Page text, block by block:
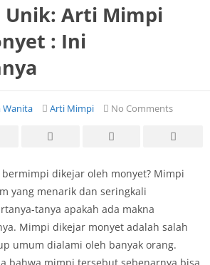
Unik: Arti Mimpi
: Ini
Wanita Arti Mimpi No Comments
dikejar oleh monyet? Mimpi
yang menarik dan seringkali
tanya apakah ada makna
Mimpi dikejar monyet adalah salah
umum dialami oleh banyak orang.
bahwa mimpi tersebut sebenarnya bisa